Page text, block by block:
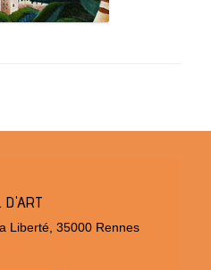
D'ART
Liberté, 35000 Rennes